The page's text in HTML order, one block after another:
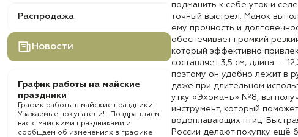
Распродажа
Новости
График работы на майские
праздники
График работы в майские праздники
Уважаемые покупатели! Поздравляем
вас с майскими праздниками и
сообщаем об изменениях в графике
подманить к себе уток и
точный выстрел. Манок
ему прочность и
обеспечивает громкий
который эффективно
составляет 3,5 см, длина —
поэтому он удобно лежит в
даже при длительном
утку «Эхоманъ» №8, вы
инструмент, который
водоплавающих птиц.
России делают покупку ещё